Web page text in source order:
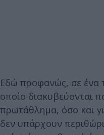
Εδώ προφανώς, σε ένα
οποίο διακυβεύονται
πρωτάθλημα, όσο και
δεν υπάρχουν